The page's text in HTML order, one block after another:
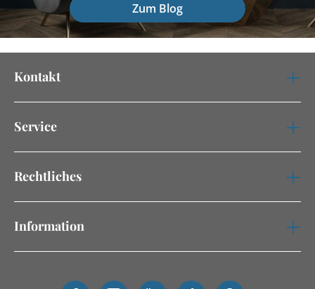
Zum Blog
Kontakt
Service
Rechtliches
Information